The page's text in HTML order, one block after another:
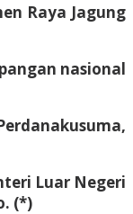
Raya Jagung
nasional
Luar Negeri
(*)